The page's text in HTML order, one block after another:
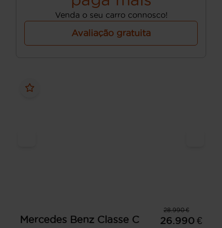
Venda o seu carro connosco!
Avaliação gratuita
28.990 €
Mercedes Benz Classe C 26.990 €